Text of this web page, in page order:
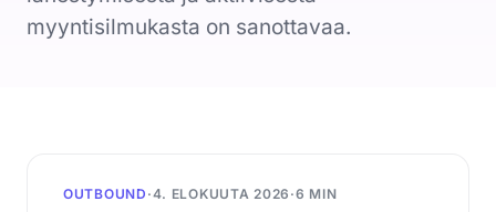
Yritykset, ihmiset ja kaupat yhdessä
myyntisilmukasta on sanottavaa.
OUTBOUND ·4. ELOKUUTA 2026 ·6 MIN